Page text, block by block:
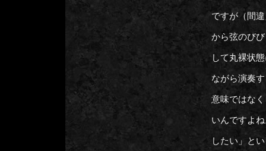
ですが（間
から弦のび
して丸裸状
ながら演奏
意味ではな
いんですよ
したい」と